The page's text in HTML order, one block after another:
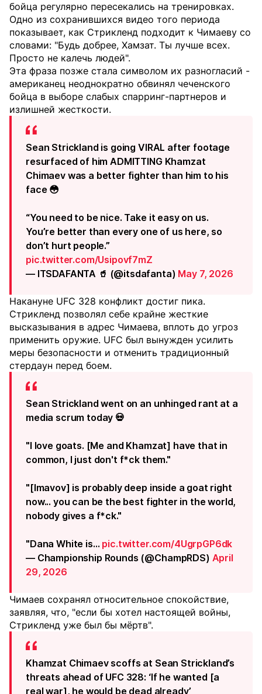
бойца регулярно пересекались на тренировках.
Одно из сохранившихся видео того периода
показывает, как Стрикленд подходит к Чимаеву со
словами: "Будь добрее, Хамзат. Ты лучше всех.
Просто не калечь людей".
Эта фраза позже стала символом их разногласий -
американец неоднократно обвинял чеченского
бойца в выборе слабых спарринг-партнеров и
излишней жесткости.
Sean Strickland is going VIRAL after footage
resurfaced of him ADMITTING Khamzat
Chimaev was a better fighter than him to his
face 😳
“You need to be nice. Take it easy on us.
You’re better than every one of us here, so
don’t hurt people.”
pic.twitter.com/Usipovf7mZ
— ITSDAFANTA 🥤 (@itsdafanta) May 7, 2026
Накануне UFC 328 конфликт достиг пика.
Стрикленд позволял себе крайне жесткие
высказывания в адрес Чимаева, вплоть до угроз
применить оружие. UFC был вынужден усилить
меры безопасности и отменить традиционный
стердаун перед боем.
Sean Strickland went on an unhinged rant at a
media scrum today 💀
"I love goats. [Me and Khamzat] have that in
common, I just don't f*ck them."
"[Imavov] is probably deep inside a goat right
now... you can be the best fighter in the world,
nobody gives a f*ck."
"Dana White is… pic.twitter.com/4UgrpGP6dk
— Championship Rounds (@ChampRDS) April
29, 2026
Чимаев сохранял относительное спокойствие,
заявляя, что, "если бы хотел настоящей войны,
Стрикленд уже был бы мёртв".
Khamzat Chimaev scoffs at Sean Strickland’s
threats ahead of UFC 328: ‘If he wanted [a
real war], he would be dead already’